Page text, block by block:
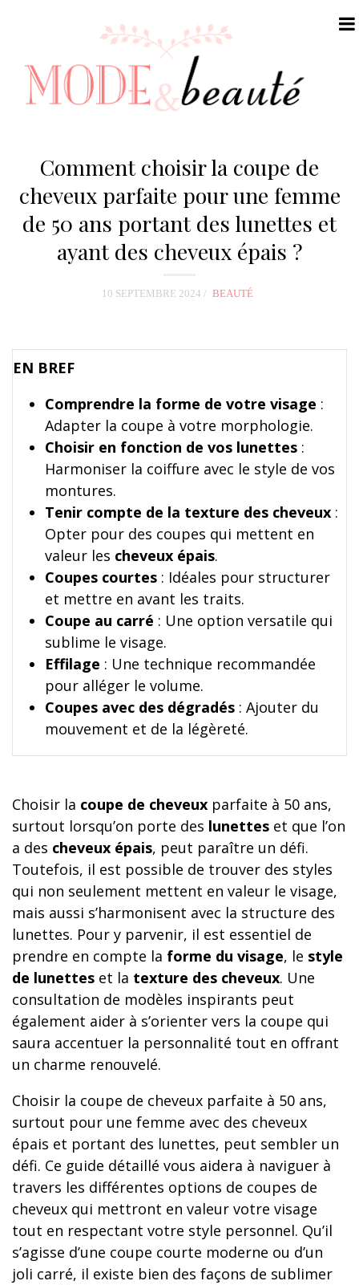
Comment choisir la coupe de
cheveux parfaite pour une femme
de 50 ans portant des lunettes et
ayant des cheveux épais ?
10 SEPTEMBRE 2024 BEAUTÉ
EN BREF
Comprendre la forme de votre visage :
Adapter la coupe à votre morphologie.
Choisir en fonction de vos lunettes :
Harmoniser la coiffure avec le style de vos
montures.
Tenir compte de la texture des cheveux :
Opter pour des coupes qui mettent en
valeur les cheveux épais.
Coupes courtes : Idéales pour structurer
et mettre en avant les traits.
Coupe au carré : Une option versatile qui
sublime le visage.
Effilage : Une technique recommandée
pour alléger le volume.
Coupes avec des dégradés : Ajouter du
mouvement et de la légèreté.
Choisir la coupe de cheveux parfaite à 50 ans,
surtout lorsqu’on porte des lunettes et que l’on
a des cheveux épais, peut paraître un défi.
Toutefois, il est possible de trouver des styles
qui non seulement mettent en valeur le visage,
mais aussi s’harmonisent avec la structure des
lunettes. Pour y parvenir, il est essentiel de
prendre en compte la forme du visage, le style
de lunettes et la texture des cheveux. Une
consultation de modèles inspirants peut
également aider à s’orienter vers la coupe qui
saura accentuer la personnalité tout en offrant
un charme renouvelé.
Choisir la coupe de cheveux parfaite à 50 ans,
surtout pour une femme avec des cheveux
épais et portant des lunettes, peut sembler un
défi. Ce guide détaillé vous aidera à naviguer à
travers les différentes options de coupes de
cheveux qui mettront en valeur votre visage
tout en respectant votre style personnel. Qu’il
s’agisse d’une coupe courte moderne ou d’un
joli carré, il existe bien des façons de sublimer